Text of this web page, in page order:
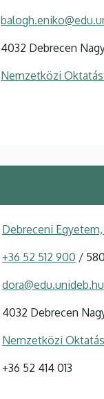
4032 Debrecen
Nemzetközi
Debreceni
+36 52 512 900 /
dora@edu.unideb.hu
4032 Debrecen
Nemzetközi
+36 52 414 013